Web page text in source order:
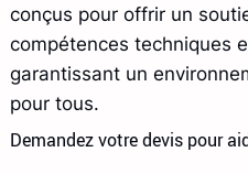
conçus pour offrir un
compétences techniques
garantissant un
pour tous.
Demandez votre devis pour